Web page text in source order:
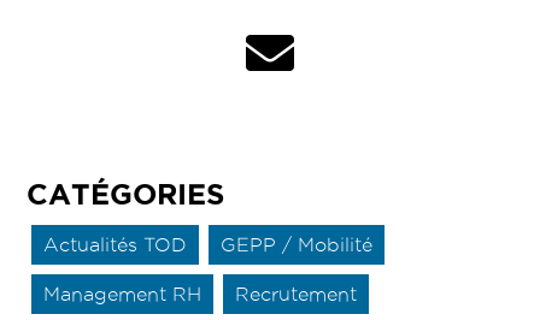
CATÉGORIES
Actualités TOD GEPP / Mobilité
Management RH Recrutement